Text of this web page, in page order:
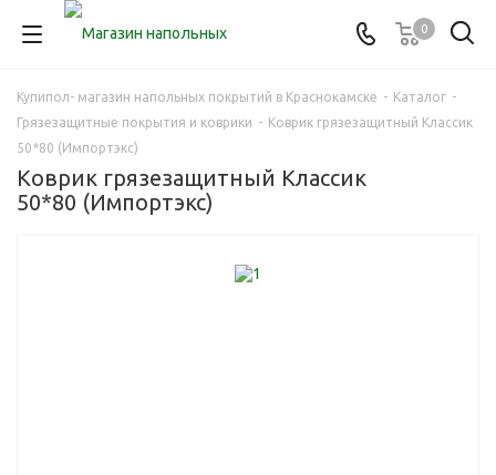
0
Купипол- магазин напольных покрытий в Краснокамске - Каталог -
Грязезащитные покрытия и коврики - Коврик грязезащитный Классик
50*80 (Импортэкс)
Коврик грязезащитный Классик
50*80 (Импортэкс)